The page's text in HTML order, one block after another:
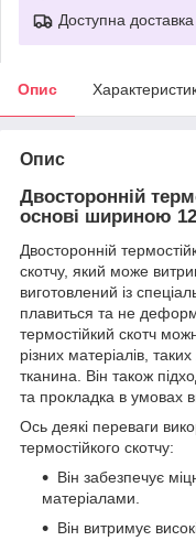
Доступна доставка
Опис
Опис
Двосторонній
основі шириною
Двосторонній
скотчу, який може
виготовлений із
плавиться та не
термостійкий скотч
різних матеріалів,
тканина. Він також
та прокладка в умовах
Ось деякі переваги
термостійкого скотчу:
Він забезпечує
матеріалами.
Він витримує